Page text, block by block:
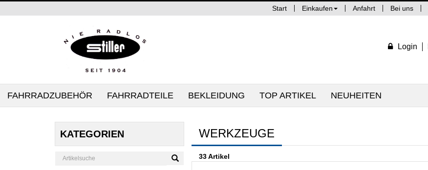
Start Einkaufen Anfahrt Bei uns
Login
FAHRRADZUBEHÖR FAHRRADTEILE BEKLEIDUNG TOP ARTIKEL NEUHEITEN
KATEGORIEN WERKZEUGE
33 Artikel